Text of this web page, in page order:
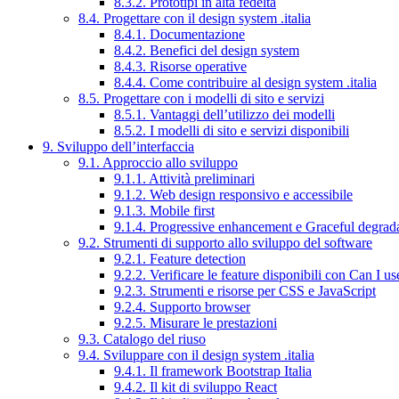
8.4. Progettare con il design system .italia
8.4.1. Documentazione
8.4.2. Benefici del design system
8.4.3. Risorse operative
8.4.4. Come contribuire al design system .italia
8.5. Progettare con i modelli di sito e servizi
8.5.1. Vantaggi dell’utilizzo dei modelli
8.5.2. I modelli di sito e servizi disponibili
9. Sviluppo dell’interfaccia
9.1. Approccio allo sviluppo
9.1.1. Attività preliminari
9.1.2. Web design responsivo e accessibile
9.1.3. Mobile first
9.1.4. Progressive enhancement e Graceful
9.2. Strumenti di supporto allo sviluppo del software
9.2.1. Feature detection
9.2.2. Verificare le feature disponibili con Can I
9.2.3. Strumenti e risorse per CSS e JavaScript
9.2.4. Supporto browser
9.2.5. Misurare le prestazioni
9.3. Catalogo del riuso
9.4. Sviluppare con il design system .italia
9.4.1. Il framework Bootstrap Italia
9.4.2. Il kit di sviluppo React